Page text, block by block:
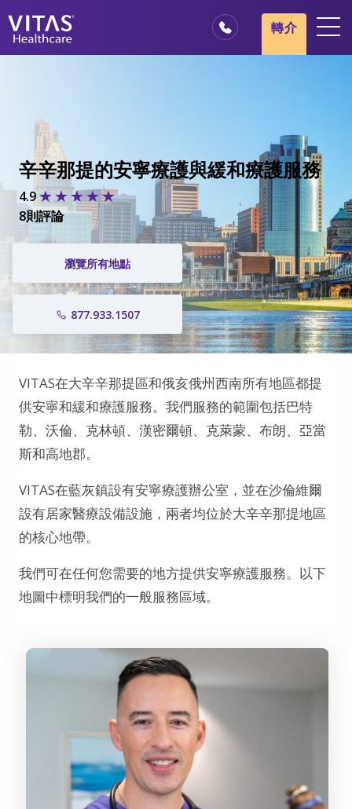
醫療服務專業人員
家庭與照顧者
轉介
辛辛那提的安寧療護與緩和療護服務
4.9
8則評論
877.933.1507
瀏覽所有地點
VITAS在大辛辛那提區和俄亥俄州西南所有地區都提
供安寧和緩和療護服務。我們服務的範圍包括巴特
勒、沃倫、克林頓、漢密爾頓、克萊蒙、布朗、亞當
斯和高地郡。
VITAS在藍灰鎮設有安寧療護辦公室，並在沙倫維爾
設有居家醫療設備設施，兩者均位於大辛辛那提地區
的核心地帶。
我們可在任何您需要的地方提供安寧療護服務。以下
地圖中標明我們的一般服務區域。